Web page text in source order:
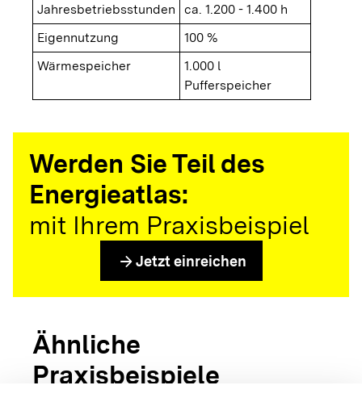
Jahresbetriebsstunden
ca. 1.200 - 1.400 h
Eigennutzung
100 %
Wärmespeicher
1.000 l
Pufferspeicher
Werden Sie Teil des
Energieatlas:
mit Ihrem Praxisbeispiel
arrow_forward Jetzt einreichen
Ähnliche
Praxisbeispiele